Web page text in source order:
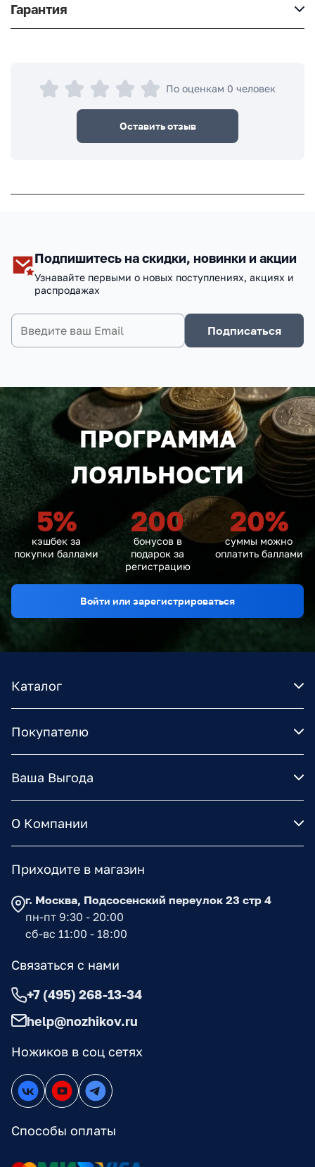
Гарантия
По оценкам 0 человек
Оставить отзыв
Подпишитесь на скидки, новинки и акции
Узнавайте первыми о новых поступлениях, акциях и
распродажах
Подписаться
ПРОГРАММА
ЛОЯЛЬНОСТИ
5%
кэшбек за
покупки баллами
200
бонусов в
подарок за
регистрацию
20%
суммы можно
оплатить баллами
Войти или зарегистрироваться
Каталог
Покупателю
Ваша Выгода
О Компании
Ножиков в соц сетях
Способы оплаты
Приходите в магазин
г. Москва, Подсосенский переулок 23 стр 4
пн-пт 9:30 - 20:00
сб-вс 11:00 - 18:00
Связаться с нами
+7 (495) 268-13-34
help@nozhikov.ru